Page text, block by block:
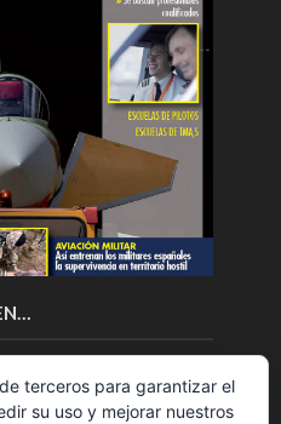
terceros para garantizar el
su uso y mejorar nuestros